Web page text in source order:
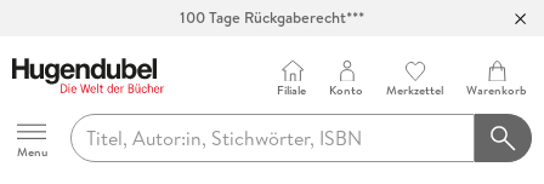
100 Tage Rückgaberecht***
Hugendubel
Menu
Filiale Konto Merkzettel Warenkorb